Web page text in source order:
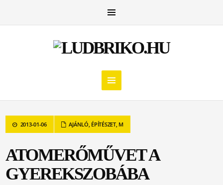
2013-01-06 AJÁNLÓ, ÉPÍTÉSZET, M
ATOMERŐMŰVET A
GYEREKSZOBÁBA